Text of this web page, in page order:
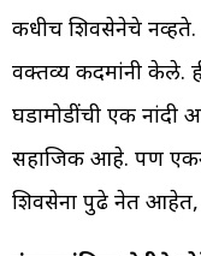
कधीच शिवसेनेचे
वक्तव्य कदमांनी केले.
घडामोडींची एक नांदी
सहाजिक आहे. पण
शिवसेना पुढे नेत